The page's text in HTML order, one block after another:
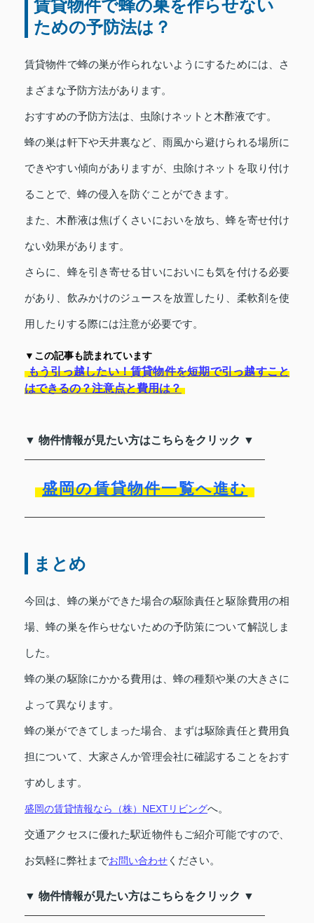
賃貸物件で蜂の巣を作らせない
ための予防法は？
賃貸物件で蜂の巣が作られないようにするためには、さ
まざまな予防方法があります。
おすすめの予防方法は、虫除けネットと木酢液です。
蜂の巣は軒下や天井裏など、雨風から避けられる場所に
できやすい傾向がありますが、虫除けネットを取り付け
ることで、蜂の侵入を防ぐことができます。
また、木酢液は焦げくさいにおいを放ち、蜂を寄せ付け
ない効果があります。
さらに、蜂を引き寄せる甘いにおいにも気を付ける必要
があり、飲みかけのジュースを放置したり、柔軟剤を使
用したりする際には注意が必要です。
▼この記事も読まれています
もう引っ越したい！賃貸物件を短期で引っ越すこと
はできるの？注意点と費用は？
▼ 物件情報が見たい方はこちらをクリック ▼
盛岡の賃貸物件一覧へ進む
まとめ
今回は、蜂の巣ができた場合の駆除責任と駆除費用の相
場、蜂の巣を作らせないための予防策について解説しま
した。
蜂の巣の駆除にかかる費用は、蜂の種類や巣の大きさに
よって異なります。
蜂の巣ができてしまった場合、まずは駆除責任と費用負
担について、大家さんか管理会社に確認することをおす
すめします。
盛岡の賃貸情報なら（株）NEXTリビングへ。
交通アクセスに優れた駅近物件もご紹介可能ですので、
お気軽に弊社までお問い合わせ ください。
▼ 物件情報が見たい方はこちらをクリック ▼